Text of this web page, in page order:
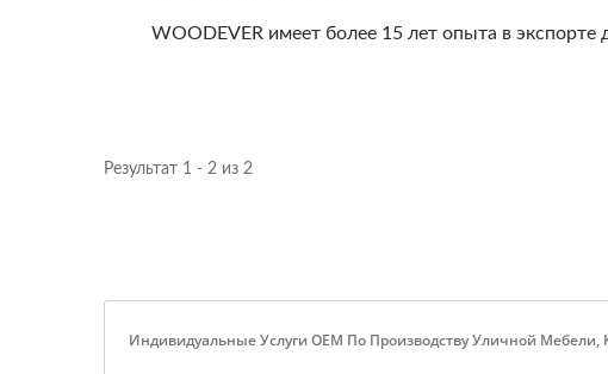
WOODEVER имеет более 15 лет опыта в
Результат 1 - 2 из 2
Индивидуальные Услуги OEM По Производству Уличной